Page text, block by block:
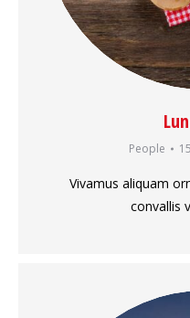
People
Vivamus aliquam
convallis